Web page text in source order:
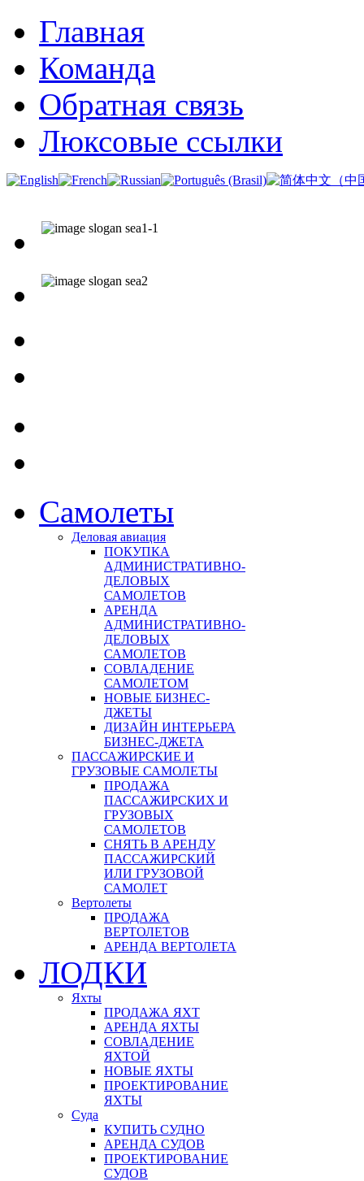
Главная
Команда
Обратная связь
Люксовые ссылки
Самолеты
Деловая авиация
ПОКУПКА
АДМИНИСТРАТИВНО-
ДЕЛОВЫХ
САМОЛЕТОВ
АРЕНДА
АДМИНИСТРАТИВНО-
ДЕЛОВЫХ
САМОЛЕТОВ
СОВЛАДЕНИЕ
САМОЛЕТОМ
НОВЫЕ БИЗНЕС-
ДЖЕТЫ
ДИЗАЙН ИНТЕРЬЕРА
БИЗНЕС-ДЖЕТА
ПАССАЖИРСКИЕ И
ГРУЗОВЫЕ САМОЛЕТЫ
ПРОДАЖА
ПАССАЖИРСКИХ И
ГРУЗОВЫХ
САМОЛЕТОВ
СНЯТЬ В АРЕНДУ
ПАССАЖИРСКИЙ
ИЛИ ГРУЗОВОЙ
САМОЛЕТ
Вертолеты
ПРОДАЖА
ВЕРТОЛЕТОВ
АРЕНДА ВЕРТОЛЕТА
ЛОДКИ
Яхты
ПРОДАЖА ЯХТ
АРЕНДА ЯХТЫ
СОВЛАДЕНИЕ
ЯХТОЙ
НОВЫЕ ЯХТЫ
ПРОЕКТИРОВАНИЕ
ЯХТЫ
Суда
КУПИТЬ СУДНО
АРЕНДА СУДОВ
ПРОЕКТИРОВАНИЕ
СУДОВ